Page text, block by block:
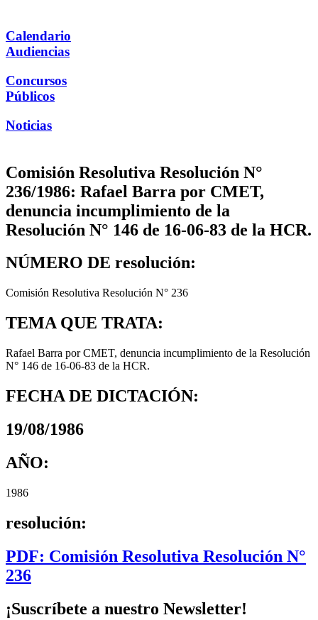
Calendario
Audiencias
Concursos
Públicos
Noticias
Comisión Resolutiva Resolución N°
236/1986: Rafael Barra por CMET,
denuncia incumplimiento de la
Resolución N° 146 de 16-06-83 de la HCR.
NÚMERO DE resolución:
Comisión Resolutiva Resolución N° 236
TEMA QUE TRATA:
Rafael Barra por CMET, denuncia incumplimiento de la Resolución
N° 146 de 16-06-83 de la HCR.
FECHA DE DICTACIÓN:
19/08/1986
AÑO:
1986
resolución:
PDF: Comisión Resolutiva Resolución N°
236
¡Suscríbete a nuestro Newsletter!